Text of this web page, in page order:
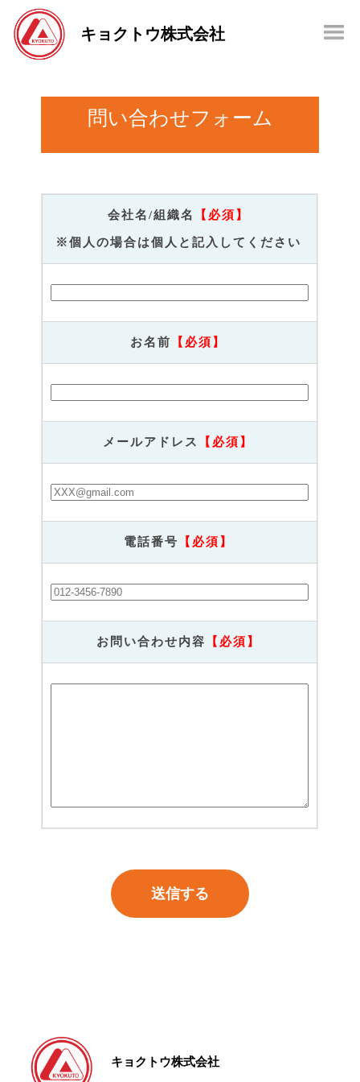
キョクトウ株式会社
問い合わせフォーム
会社名/組織名 【必須】
※個人の場合は個人と記入してください
お名前 【必須】
メールアドレス 【必須】
電話番号 【必須】
お問い合わせ内容 【必須】
キョクトウ株式会社